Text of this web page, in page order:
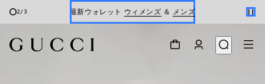
2/3 最新ウォレット ウィメンズ ＆ メンズ